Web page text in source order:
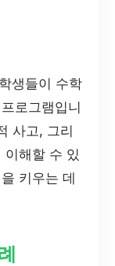
생들이 수학
로그램입니
사고, 그리
이해할 수 있
키우는 데